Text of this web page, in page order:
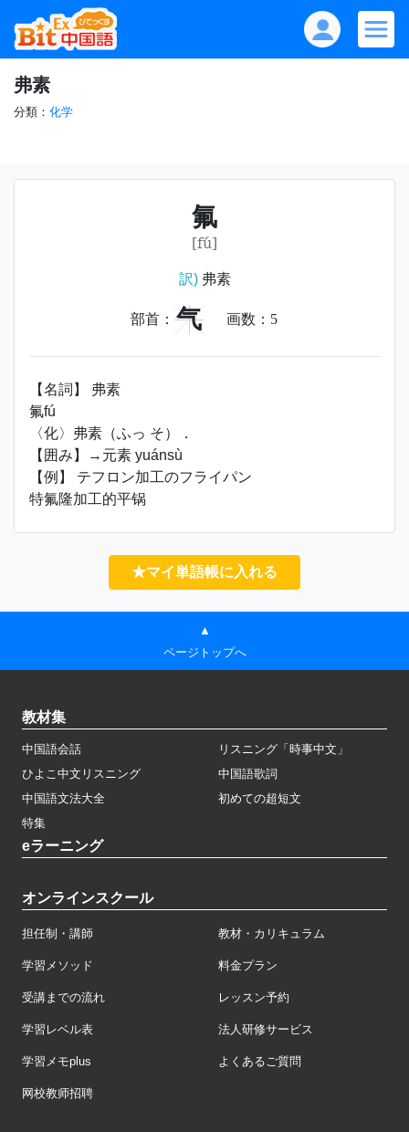
弗素
分類： 化学
氟
[fú]
訳)弗素
部首： 气 画数： 5
【名詞】 弗素
氟fú
〈化〉弗素（ふっ そ）．
【囲み】→元素 yuánsù
【例】 テフロン加工のフライパン
特氟隆加工的平锅
★マイ単語帳に入れる
▲
ページトップへ
教材集
中国語会話
リスニング「時事中文」
ひよこ中文リスニング
中国語歌詞
中国語文法大全
初めての超短文
特集
eラーニング
オンラインスクール
担任制・講師 教材・カリキュラム
学習メソッド 料金プラン
受講までの流れ レッスン予約
学習レベル表 法人研修サービス
学習メモplus よくあるご質問
网校教师招聘